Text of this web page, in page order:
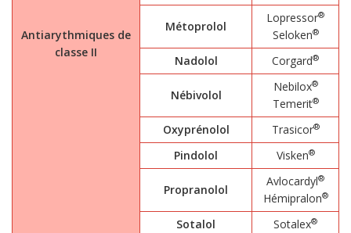
Antiarythmiques de
classe II
Métoprolol
Lopressor®
Seloken®
Nadolol Corgard®
Nébivolol
Nebilox®
Temerit®
Oxyprénolol Trasicor®
Pindolol Visken®
Propranolol
Avlocardyl®
Hémipralon®
Sotalol Sotalex®